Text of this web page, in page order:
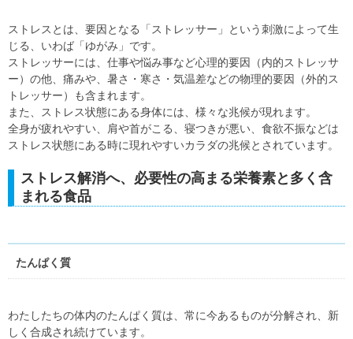
ストレスとは、要因となる「ストレッサー」という刺激によって生
じる、いわば「ゆがみ」です。
ストレッサーには、仕事や悩み事など心理的要因（内的ストレッサ
ー）の他、痛みや、暑さ・寒さ・気温差などの物理的要因（外的ス
トレッサー）も含まれます。
また、ストレス状態にある身体には、様々な兆候が現れます。
全身が疲れやすい、肩や首がこる、寝つきが悪い、食欲不振などは
ストレス状態にある時に現れやすいカラダの兆候とされています。
ストレス解消へ、必要性の高まる栄養素と多く含
まれる食品
たんぱく質
わたしたちの体内のたんぱく質は、常に今あるものが分解され、新
しく合成され続けています。